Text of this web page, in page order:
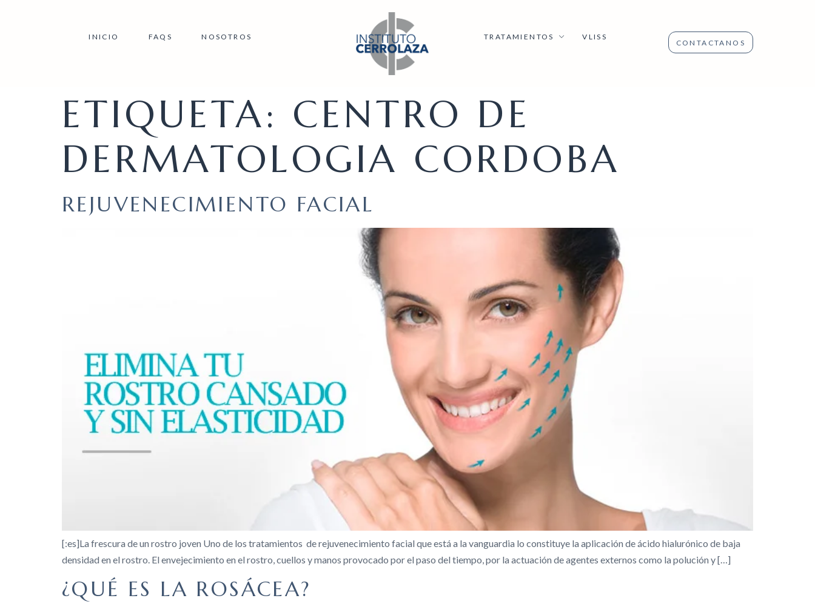
INICIO FAQS NOSOTROS TRATAMIENTOS VLISS
CONTACTANOS
ETIQUETA: CENTRO DE
DERMATOLOGIA CORDOBA
REJUVENECIMIENTO FACIAL
[:es]La frescura de un rostro joven Uno de los tratamientos de rejuvenecimiento facial que está a la vanguardia lo constituye la aplicación de ácido hialurónico de baja
densidad en el rostro. El envejecimiento en el rostro, cuellos y manos provocado por el paso del tiempo, por la actuación de agentes externos como la polución y […]
¿QUÉ ES LA ROSÁCEA?